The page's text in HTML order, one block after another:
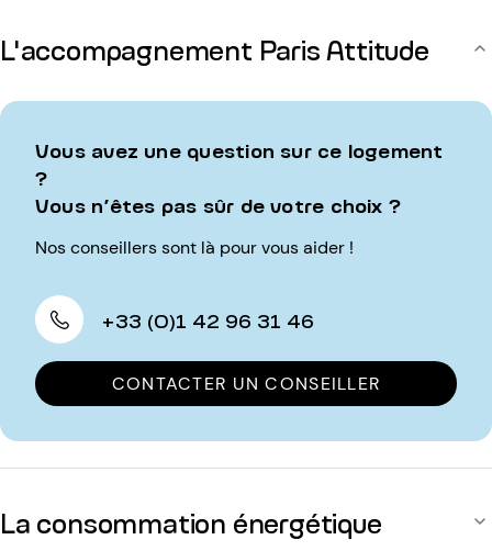
L'accompagnement Paris Attitude
Vous avez une question sur ce logement
?
Vous n’êtes pas sûr de votre choix ?
Nos conseillers sont là pour vous aider !
+33 (0)1 42 96 31 46
CONTACTER UN CONSEILLER
La consommation énergétique